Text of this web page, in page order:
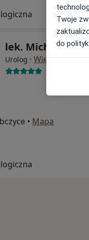
lek. Michał
Urolog · Więcej
196 opinii
• Mapa
Twoje
do